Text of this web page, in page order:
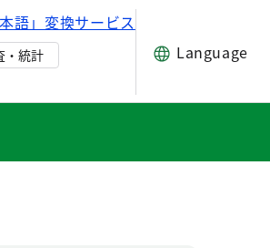
語」変換サービス
・統計
Language